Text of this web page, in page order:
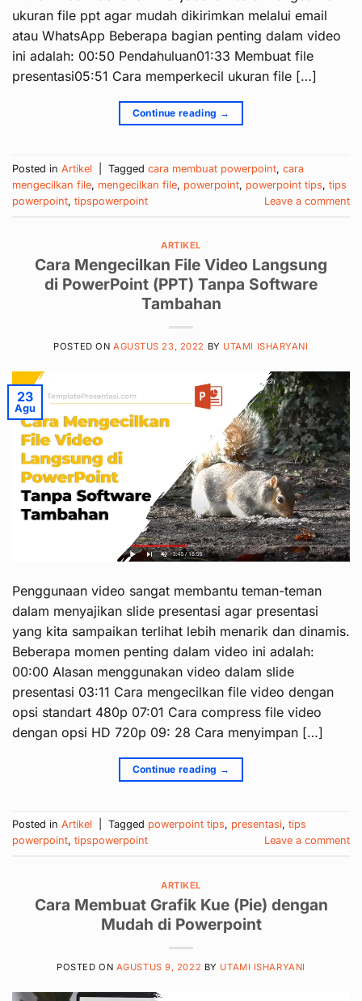
ukuran file ppt agar mudah dikirimkan melalui email
atau WhatsApp Beberapa bagian penting dalam video
ini adalah: 00:50 Pendahuluan01:33 Membuat file
presentasi05:51 Cara memperkecil ukuran file […]
Continue reading →
Posted in Artikel Tagged cara membuat powerpoint, cara
mengecilkan file, mengecilkan file, powerpoint, powerpoint tips, tips
powerpoint, tipspowerpoint Leave a comment
ARTIKEL
Cara Mengecilkan File Video Langsung
di PowerPoint (PPT) Tanpa Software
Tambahan
POSTED ON AGUSTUS 23, 2022 BY UTAMI ISHARYANI
23
Agu
Penggunaan video sangat membantu teman-teman
dalam menyajikan slide presentasi agar presentasi
yang kita sampaikan terlihat lebih menarik dan dinamis.
Beberapa momen penting dalam video ini adalah:
00:00 Alasan menggunakan video dalam slide
presentasi 03:11 Cara mengecilkan file video dengan
opsi standart 480p 07:01 Cara compress file video
dengan opsi HD 720p 09: 28 Cara menyimpan […]
Continue reading →
Posted in Artikel Tagged powerpoint tips, presentasi, tips
powerpoint, tipspowerpoint Leave a comment
ARTIKEL
Cara Membuat Grafik Kue (Pie) dengan
Mudah di Powerpoint
POSTED ON AGUSTUS 9, 2022 BY UTAMI ISHARYANI